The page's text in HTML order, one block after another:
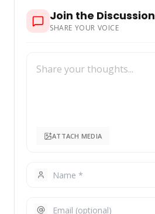
Join the Discussion
SHARE YOUR VOICE
ATTACH MEDIA